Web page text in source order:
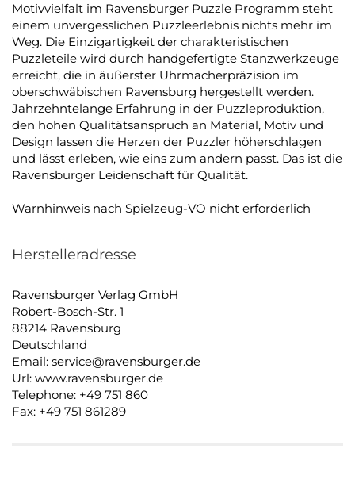
Motivvielfalt im Ravensburger Puzzle Programm steht
einem unvergesslichen Puzzleerlebnis nichts mehr im
Weg. Die Einzigartigkeit der charakteristischen
Puzzleteile wird durch handgefertigte Stanzwerkzeuge
erreicht, die in äußerster Uhrmacherpräzision im
oberschwäbischen Ravensburg hergestellt werden.
Jahrzehntelange Erfahrung in der Puzzleproduktion,
den hohen Qualitätsanspruch an Material, Motiv und
Design lassen die Herzen der Puzzler höherschlagen
und lässt erleben, wie eins zum andern passt. Das ist die
Ravensburger Leidenschaft für Qualität.
Warnhinweis nach Spielzeug-VO nicht erforderlich
Herstelleradresse
Ravensburger Verlag GmbH
Robert-Bosch-Str. 1
88214 Ravensburg
Deutschland
Email: service@ravensburger.de
Url: www.ravensburger.de
Telephone: +49 751 860
Fax: +49 751 861289